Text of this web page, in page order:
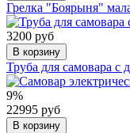
Грелка "Боярыня"
3200 руб
В корзину
Труба для самовара с
9%
22995 руб
В корзину